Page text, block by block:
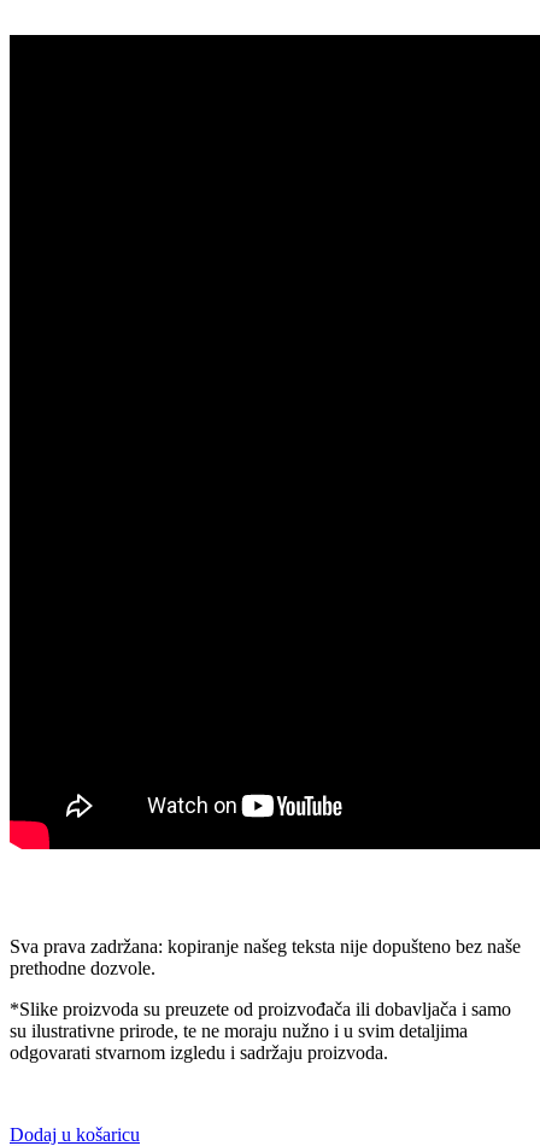
Sva prava zadržana: kopiranje našeg teksta nije dopušteno bez naše
prethodne dozvole.
*Slike proizvoda su preuzete od proizvođača ili dobavljača i samo
su ilustrativne prirode, te ne moraju nužno i u svim detaljima
odgovarati stvarnom izgledu i sadržaju proizvoda.
Dodaj u košaricu